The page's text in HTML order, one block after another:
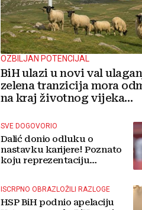
OZBILJAN POTENCIJAL
BiH ulazi u novi val
zelena tranzicija mora
na kraj životnog vijeka
SVE DOGOVORIO
Dalić donio odluku o
nastavku karijere! Poznato
koju reprezentaciju
ISCRPNO OBRAZLOŽILI RAZLOGE
HSP BiH podnio apelaciju